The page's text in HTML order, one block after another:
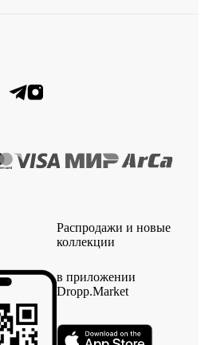
Распродажи и новые
коллекции
в приложении
Dropp.Market